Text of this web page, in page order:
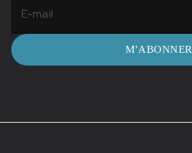
M’ABONNER